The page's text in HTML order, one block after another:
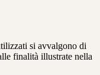
si avvalgono di
finalità illustrate nella